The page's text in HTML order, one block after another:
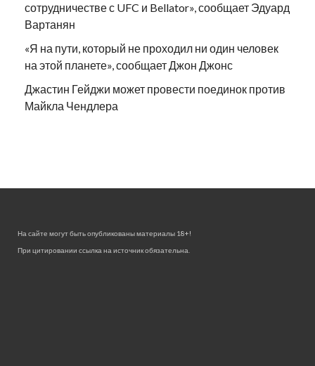
сотрудничестве с UFC и Bellator», сообщает Эдуард
Вартанян
«Я на пути, который не проходил ни один человек
на этой планете», сообщает Джон Джонс
Джастин Гейджи может провести поединок против
Майкла Чендлера
На сайте могут быть опубликованы материалы 18+!
При цитировании ссылка на источник обязательна.